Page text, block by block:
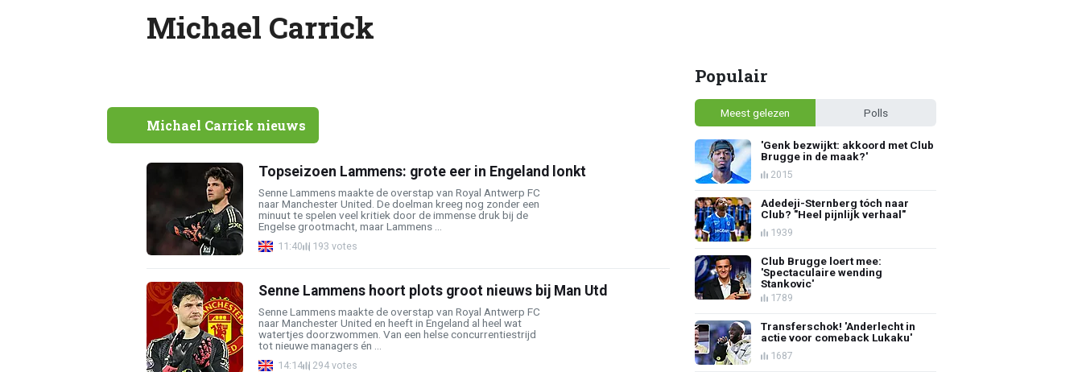
Michael Carrick
Michael Carrick nieuws
Topseizoen Lammens: grote eer in Engeland lonkt
Senne Lammens maakte de overstap van Royal Antwerp FC
naar Manchester United. De doelman kreeg nog zonder een
minuut te spelen veel kritiek door de immense druk bij de
Engelse grootmacht, maar Lammens ...
11:40 193 votes
Senne Lammens hoort plots groot nieuws bij Man Utd
Senne Lammens maakte de overstap van Royal Antwerp FC
naar Manchester United en heeft in Engeland al heel wat
watertjes doorzwommen. Van een helse concurrentiestrijd
tot nieuwe managers én ...
14:14 294 votes
Populair
Meest gelezen Polls
'Genk bezwijkt: akkoord met Club
Brugge in de maak?'
2015
Adedeji-Sternberg tóch naar
Club? "Heel pijnlijk verhaal"
1939
Club Brugge loert mee:
'Spectaculaire wending
Stankovic'
1789
Transferschok! 'Anderlecht in
actie voor comeback Lukaku'
1687